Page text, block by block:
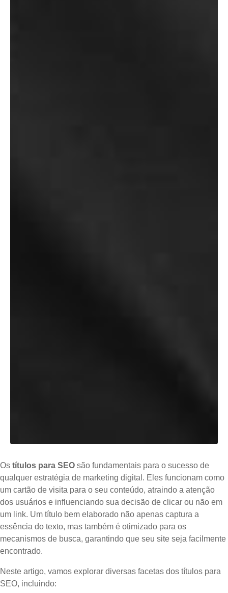
Os títulos para SEO são fundamentais para o sucesso de
qualquer estratégia de marketing digital. Eles funcionam como
um cartão de visita para o seu conteúdo, atraindo a atenção
dos usuários e influenciando sua decisão de clicar ou não em
um link. Um título bem elaborado não apenas captura a
essência do texto, mas também é otimizado para os
mecanismos de busca, garantindo que seu site seja facilmente
encontrado.
Neste artigo, vamos explorar diversas facetas dos títulos para
SEO, incluindo: